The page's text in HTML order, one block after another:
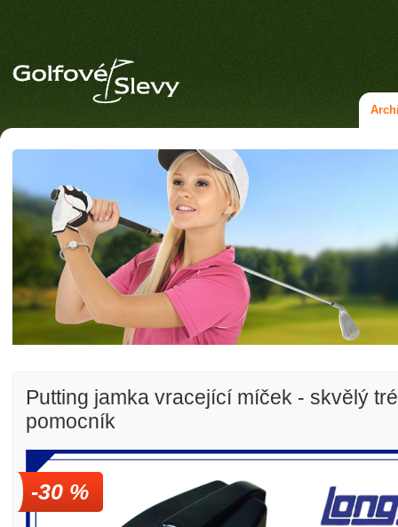
Golfové slevy – Slevy na green
Putting jamka vracející míček - skvělý
pomocník
-30 %